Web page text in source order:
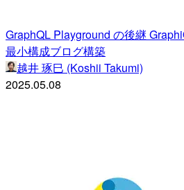
GraphQL Playground の後継
最小構成ブログ構築
越井 琢巳 (Koshii Takumi)
2025.05.08